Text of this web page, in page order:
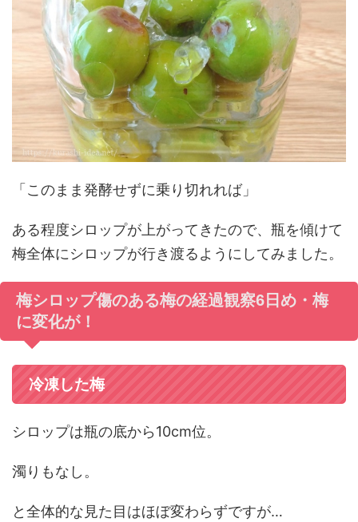
「このまま発酵せずに乗り切れれば」
ある程度シロップが上がってきたので、瓶を傾けて
梅全体にシロップが行き渡るようにしてみました。
梅シロップ傷のある梅の経過観察6日め・梅
に変化が！
冷凍した梅
シロップは瓶の底から10cm位。
濁りもなし。
と全体的な見た目はほぼ変わらずですが…